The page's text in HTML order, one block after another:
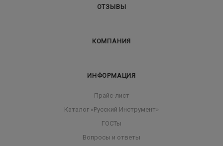
ОТЗЫВЫ
КОМПАНИЯ
ИНФОРМАЦИЯ
Прайс-лист
Каталог «Русский Инструмент»
ГОСТы
Вопросы и ответы